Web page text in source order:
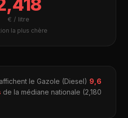
€ / litre
la plus chère
affichent le Gazole (Diesel) 9,6
de la médiane nationale (2,180